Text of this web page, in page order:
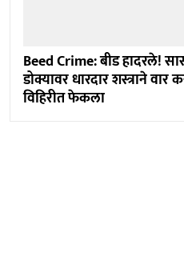
Beed Crime: बीड हादरले!
डोक्यावर धारदार शस्त्राने
विहिरीत फेकला